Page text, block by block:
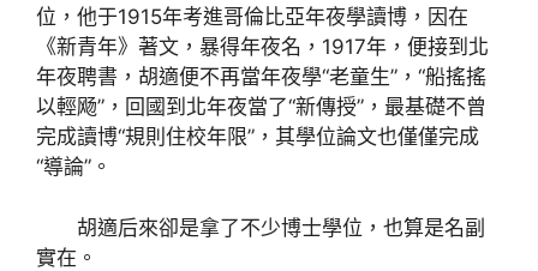
位，他于1915年考進哥倫比亞年夜學讀博，因在
《新青年》著文，暴得年夜名，1917年，便接到北
年夜聘書，胡適便不再當年夜學“老童生”，“船搖搖
以輕飏”，回國到北年夜當了“新傳授”，最基礎不曾
完成讀博“規則住校年限”，其學位論文也僅僅完成
“導論”。
胡適后來卻是拿了不少博士學位，也算是名副
實在。